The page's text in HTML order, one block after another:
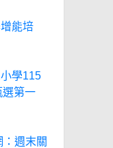
能培
學115
選第一
週末關